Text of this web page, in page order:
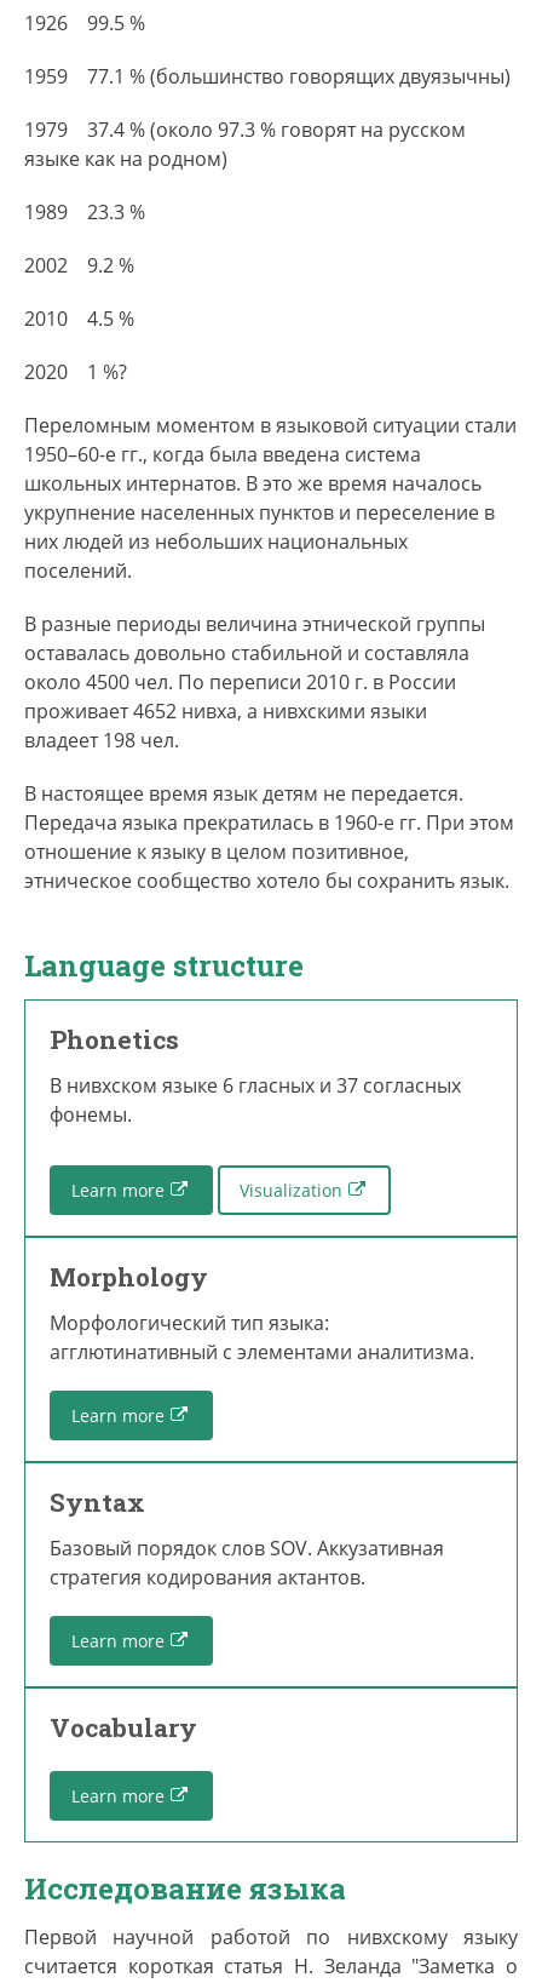
1926 99.5 %
1959 77.1 % (большинство говорящих двуязычны)
1979 37.4 % (около 97.3 % говорят на русском
языке как на родном)
1989 23.3 %
2002 9.2 %
2010 4.5 %
2020 1 %?
Переломным моментом в языковой ситуации стали
1950–60-е гг., когда была введена система
школьных интернатов. В это же время началось
укрупнение населенных пунктов и переселение в
них людей из небольших национальных
поселений.
В разные периоды величина этнической группы
оставалась довольно стабильной и составляла
около 4500 чел. По переписи 2010 г. в России
проживает 4652 нивха, а нивхскими языки
владеет 198 чел.
В настоящее время язык детям не передается.
Передача языка прекратилась в 1960-е гг. При этом
отношение к языку в целом позитивное,
этническое сообщество хотело бы сохранить язык.
Language structure
Phonetics
В нивхском языке 6 гласных и 37 согласных
фонемы.
Learn more Visualization
Morphology
Морфологический тип языка:
агглютинативный с элементами аналитизма.
Learn more
Syntax
Базовый порядок слов SOV. Аккузативная
стратегия кодирования актантов.
Learn more
Vocabulary
Learn more
Исследование языка
Первой научной работой по нивхскому языку
считается короткая статья Н. Зеланда "Заметка о